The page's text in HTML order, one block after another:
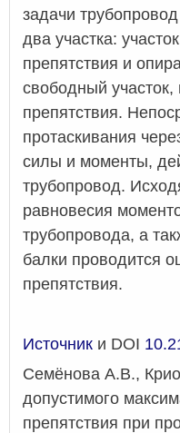
задачи
два участка:
препятствия и
свободный
препятствия.
протаскивания
силы и моменты,
трубопровод.
равновесия
трубопровода, а
балки проводится
препятствия.
Источник и DOI
Семёнова А.В.,
допустимого
препятствия при